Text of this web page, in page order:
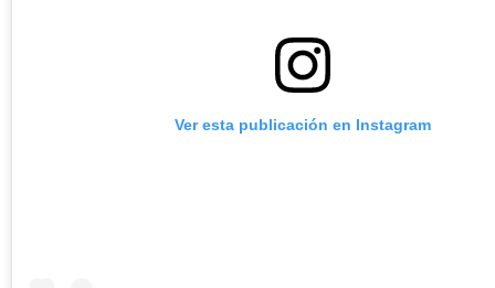
Ver esta publicación en Instagram